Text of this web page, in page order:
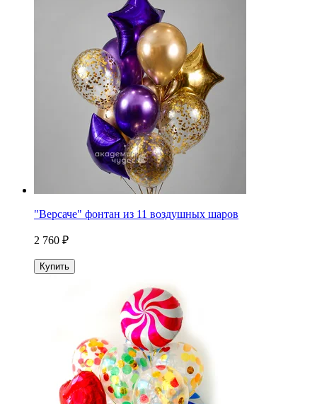
"Версаче" фонтан из 11 воздушных шаров
2 760 ₽
Купить